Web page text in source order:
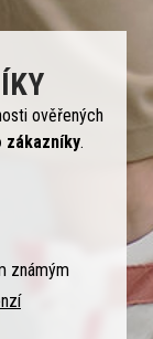
ověřených
zákazníky.
známým